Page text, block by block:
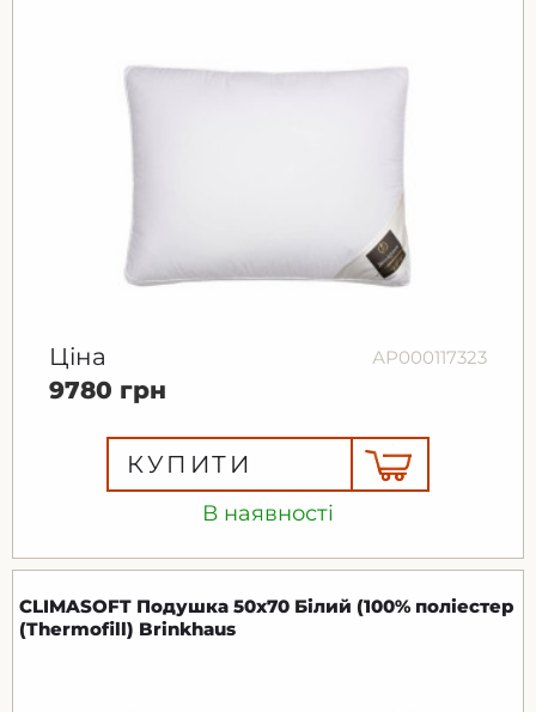
В наявності
Ціна АР000117323
9780 грн
КУПИТИ
CLIMASOFT Подушка 50х70 Білий (100% поліестер
(Thermofill) Brinkhaus